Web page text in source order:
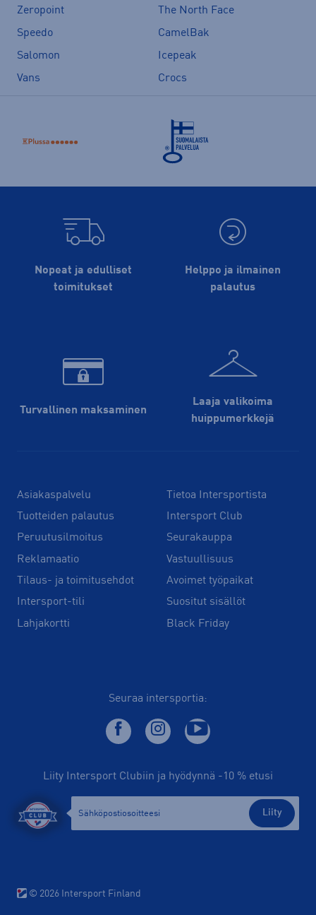
Zeropoint
The North Face
Speedo
CamelBak
Salomon
Icepeak
Vans
Crocs
Nopeat ja edulliset
toimitukset
Helppo ja ilmainen
palautus
Turvallinen maksaminen
Laaja valikoima
huippu­merkkejä
Asiakaspalvelu
Tuotteiden palautus
Peruutusilmoitus
Reklamaatio
Tilaus- ja toimitusehdot
Intersport-tili
Lahjakortti
Tietoa Intersportista
Intersport Club
Seurakauppa
Vastuullisuus
Avoimet työpaikat
Suositut sisällöt
Black Friday
Seuraa intersportia:
Liity Intersport Clubiin ja hyödynnä -10 % etusi
Liity
© 2026 Intersport Finland